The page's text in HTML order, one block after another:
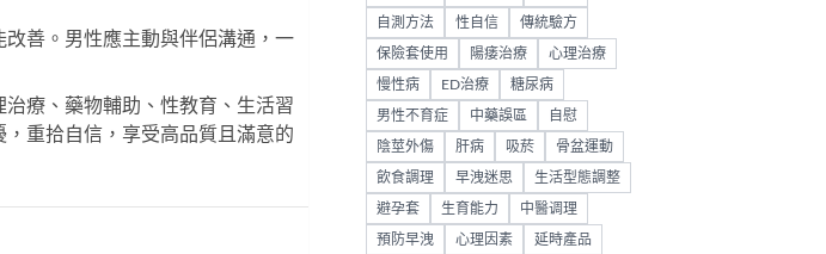
善。男性應主動與伴侶溝通，一
療、藥物輔助、性教育、生活習
重拾自信，享受高品質且滿意的
自測方法 性自信 傳統驗方
保險套使用 陽痿治療 心理治療
慢性病 ED治療 糖尿病
男性不育症 中藥誤區 自慰
陰莖外傷 肝病 吸菸 骨盆運動
飲食調理 早洩迷思 生活型態調整
避孕套 生育能力 中醫调理
預防早洩 心理因素 延時產品